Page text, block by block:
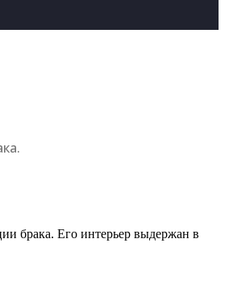
брака. Его интерьер выдержан в